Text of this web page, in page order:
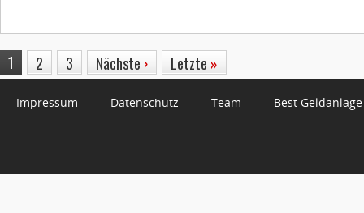
1 2 3 Nächste › Letzte »
Impressum Datenschutz Team Best Geldanlage